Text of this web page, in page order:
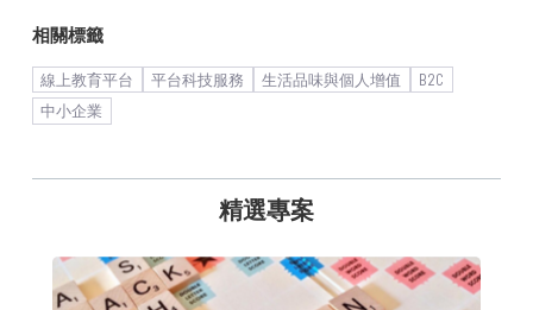
相關標籤
線上教育平台 平台科技服務 生活品味與個人增值
B2C
中小企業
精選專案